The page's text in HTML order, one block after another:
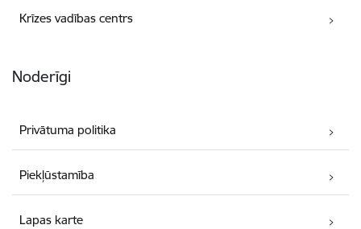
Krīzes vadības centrs
Noderīgi
Privātuma politika
Piekļūstamība
Lapas karte